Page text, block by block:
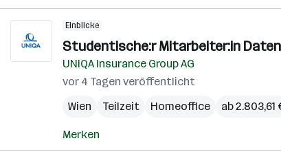
Einblicke
Studentische:r Mitarbeiter:in
UNIQA Insurance Group AG
vor 4 Tagen veröffentlicht
Wien
Teilzeit Homeoffice ab
Merken